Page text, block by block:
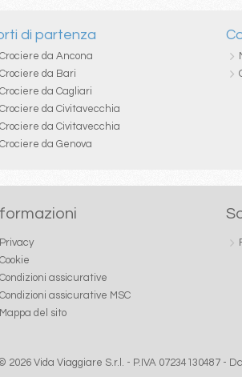
di partenza
Crociere da Ancona
Crociere da Bari
Crociere da Cagliari
Crociere da Civitavecchia
Crociere da Civitavecchia
Crociere da Genova
Privacy
Cookie
Condizioni assicurative
Condizioni assicurative MSC
Mappa del sito
2026 Vida Viaggiare S.r.l. - P.IVA 07234130487 -